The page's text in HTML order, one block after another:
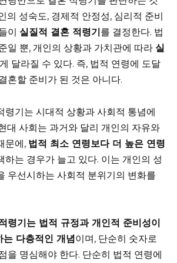
의 성숙도, 경제적 안정성, 심리적 준비
이 실질적 결혼 적령기 를 결정한다. 법
일 뿐, 개인의 상황과 가치관에 따라 실
달라질 수 있다. 즉, 법적 연령에 도달
혼할 준비가 된 것은 아니다.
령기는 시대적 상황과 사회적 통념에
대 사회는 과거와 달리 개인의 자유와
문에, 법적 최소 연령보다 더 높은 연령
하는 경우가 늘고 있다. 이는 개인의 성
우선시하는 사회적 분위기의 변화를
령기는 법적 규정과 개인적 준비성이
다층적인 개념이며, 단순히 숫자로
을 명심해야 한다. 단순히 법적 연령에